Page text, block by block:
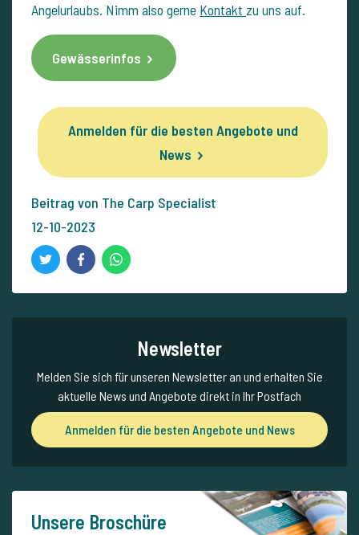
Angelurlaubs. Nimm also gerne Kontakt zu uns auf.
Gewässerinfos
Anmelden für die besten Angebote und
News
Beitrag von The Carp Specialist
12-10-2023
Newsletter
Melden Sie sich für unseren Newsletter an und erhalten Sie
aktuelle News und Angebote direkt in Ihr Postfach
Anmelden für die besten Angebote und News
Unsere Broschüre